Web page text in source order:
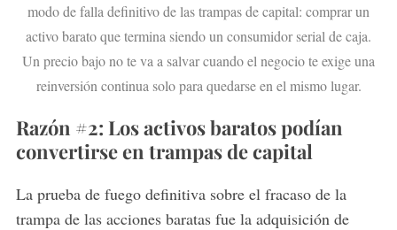
modo de falla definitivo de las trampas de capital: comprar un
activo barato que termina siendo un consumidor serial de caja.
Un precio bajo no te va a salvar cuando el negocio te exige una
reinversión continua solo para quedarse en el mismo lugar.
Razón #2: Los activos baratos podían
convertirse en trampas de capital
La prueba de fuego definitiva sobre el fracaso de la
trampa de las acciones baratas fue la adquisición de